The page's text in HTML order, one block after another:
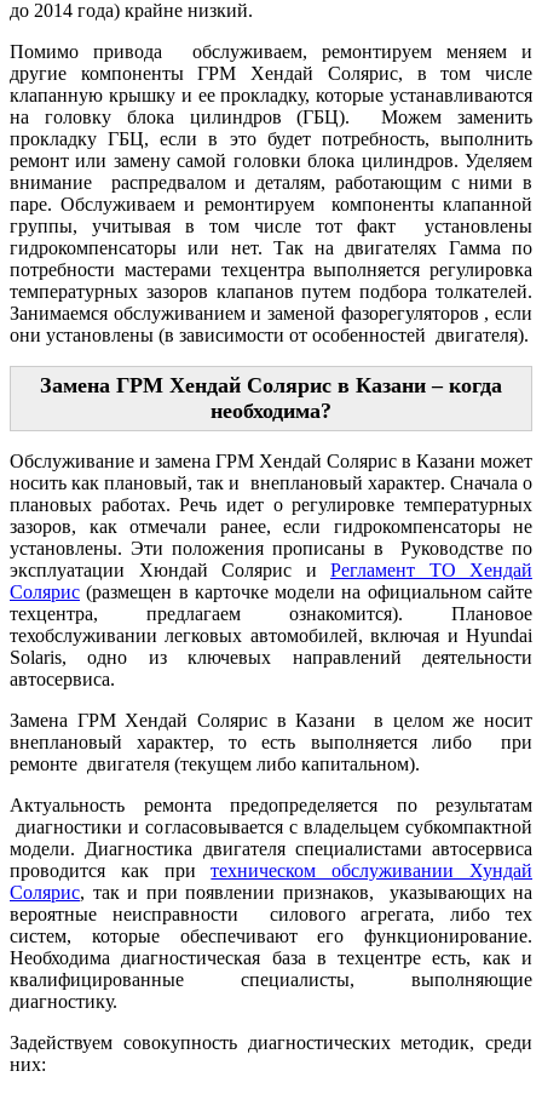
до 2014 года) крайне низкий.
Помимо привода обслуживаем, ремонтируем меняем и
другие компоненты ГРМ Хендай Солярис, в том числе
клапанную крышку и ее прокладку, которые устанавливаются
на головку блока цилиндров (ГБЦ). Можем заменить
прокладку ГБЦ, если в это будет потребность, выполнить
ремонт или замену самой головки блока цилиндров. Уделяем
внимание распредвалом и деталям, работающим с ними в
паре. Обслуживаем и ремонтируем компоненты клапанной
группы, учитывая в том числе тот факт установлены
гидрокомпенсаторы или нет. Так на двигателях Гамма по
потребности мастерами техцентра выполняется регулировка
температурных зазоров клапанов путем подбора толкателей.
Занимаемся обслуживанием и заменой фазорегуляторов , если
они установлены (в зависимости от особенностей двигателя).
Замена ГРМ Хендай Солярис в Казани – когда
необходима?
Обслуживание и замена ГРМ Хендай Солярис в Казани может
носить как плановый, так и внеплановый характер. Сначала о
плановых работах. Речь идет о регулировке температурных
зазоров, как отмечали ранее, если гидрокомпенсаторы не
установлены. Эти положения прописаны в Руководстве по
эксплуатации Хюндай Солярис и Регламент ТО Хендай
Солярис (размещен в карточке модели на официальном сайте
техцентра, предлагаем ознакомится). Плановое
техобслуживании легковых автомобилей, включая и Hyundai
Solaris, одно из ключевых направлений деятельности
автосервиса.
Замена ГРМ Хендай Солярис в Казани в целом же носит
внеплановый характер, то есть выполняется либо при
ремонте двигателя (текущем либо капитальном).
Актуальность ремонта предопределяется по результатам
диагностики и согласовывается с владельцем субкомпактной
модели. Диагностика двигателя специалистами автосервиса
проводится как притехническом обслуживании Хундай
Солярис, так и при появлении признаков, указывающих на
вероятные неисправности силового агрегата, либо тех
систем, которые обеспечивают его функционирование.
Необходима диагностическая база в техцентре есть, как и
квалифицированные специалисты, выполняющие
диагностику.
Задействуем совокупность диагностических методик, среди
них: